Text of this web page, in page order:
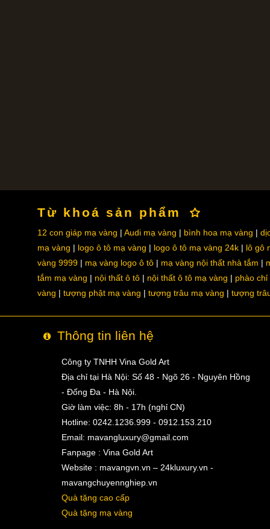
Từ khoá sản phẩm
12 con giáp mạ vàng Audi mạ vàng bình hoa mạ vàng
mạ vàng
logo ô tô mạ vàng logo ô tô mạ vàng 24k
lô gô
vàng 9999
mạ vàng logo ô tô mạ vàng nội thất nhà tắm
tắm mạ vàng
nội thất ô tô nội thất ô tô mạ vàng
phào chỉ
vàng
tượng phật mạ vàng tượng trâu mạ vàng tượng
Thông tin liên hệ
Công ty TNHH Vina Gold Art
Địa chỉ tại Hà Nội: Số 48 - Ngõ 26 - Nguyên Hồng
- Đống Đa - Hà Nội.
Giờ làm việc: 8h - 17h (nghỉ CN)
Hotline: 0242.1236.999 - 0912.153.210
Email: mavangluxury@gmail.com
Fanpage : Vina Gold Art
Website : mavangvn.vn – 24kluxury.vn -
mavangchuyennghiep.vn
Quà tặng cao cấp
Quà tặng mạ vàng